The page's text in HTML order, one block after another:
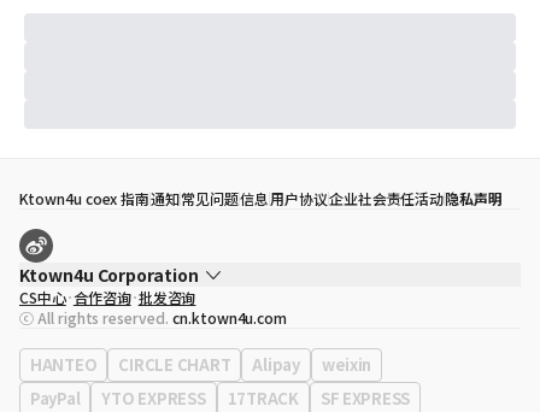
Ktown4u coex 指南通知常见问题信息用户协议企业社会责任活动隐私声明
Ktown4u Corporation
代表
宋効珉
营业执照 120-87-71116
公司地址 首尔特别市 江南区 岭东大路 513号 3楼 （三成洞， coex)
CS中心 合作咨询 批发咨询
ⓒ All rights reserved. cn.ktown4u.com
HANTEO CIRCLE CHART Alipay
weixin
PayPal
YTO EXPRESS 17TRACK SF EXPRESS